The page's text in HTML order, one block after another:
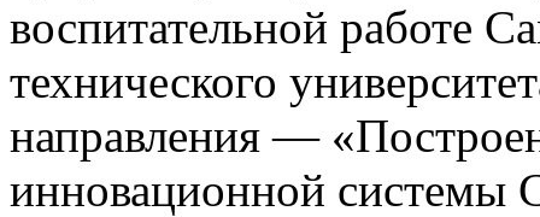
воспитательной работе
технического
направления —
инновационной системы